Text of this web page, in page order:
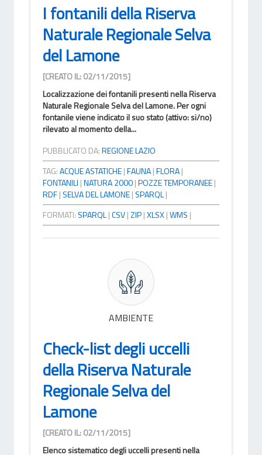
I fontanili della Riserva
Naturale Regionale Selva
del Lamone
[CREATO IL: 02/11/2015]
Localizzazione dei fontanili presenti nella Riserva
Naturale Regionale Selva del Lamone. Per ogni
fontanile viene indicato il suo stato (attivo: si/no)
rilevato al momento della...
PUBBLICATO DA:REGIONE LAZIO
TAG:ACQUE ASTATICHE|FAUNA|FLORA|
FONTANILI |NATURA 2000|POZZE TEMPORANEE|
RDF| SELVA DEL LAMONE| SPARQL|
FORMATI: SPARQL|CSV|ZIP|XLSX|WMS |
AMBIENTE
Check-list degli uccelli
della Riserva Naturale
Regionale Selva del
Lamone
[CREATO IL: 02/11/2015]
Elenco sistematico degli uccelli presenti nella